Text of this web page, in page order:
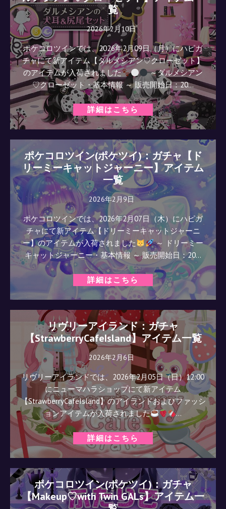
覧
2026年2月10日
ポケコロツインでは、2026年2月09日（月）にハピガ
チャにて新アイテム【ダルメシアン♡クローゼット】
のアイテムが入荷されました
～ダルメシアン
♡クローゼット・基本情報 ～ 販売開始日：20…
詳細はこちら
ポケコロツイン(ポケツイ)：ガチャ【ド
リーミーキャットジャーニー】アイテム
一覧
2026年2月9日
ポケコロツインでは、2026年2月07日（木）にハピガ
チャにて新アイテム【ドリーミーキャットジャーニ
ー】のアイテムが入荷されました
～ ドリーミー
キャットジャーニー・基本情報 ～ 販売開始日：20…
詳細はこちら
リヴリーアイランド：ガチャ
【StrawberryCafeIsland】アイテム一覧
2026年2月6日
リヴリーアイランドでは、2026年2月05日（日）12:00
にニューマハラショップにて新アイテム
【StrawberryCafeIsland】のアイランドおよびファッシ
ョンアイテムが入荷されました
…
詳細はこちら
ポケコロツイン(ポケツイ)：ガチャ
【Makeup♡with Twin GALs】アイテム一